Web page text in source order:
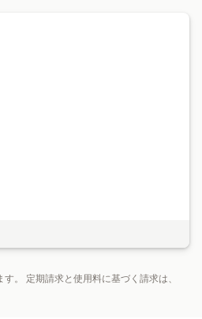
。 定期請求と使用料に基づく請求は、